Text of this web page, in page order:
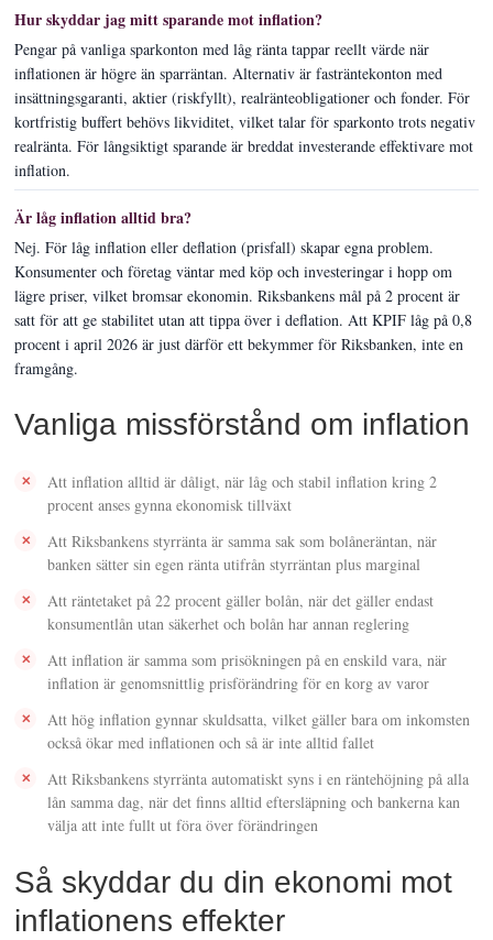
Hur skyddar jag mitt sparande mot inflation?
Pengar på vanliga sparkonton med låg ränta tappar reellt värde när
inflationen är högre än sparräntan. Alternativ är fasträntekonton med
insättningsgaranti, aktier (riskfyllt), realränteobligationer och fonder. För
kortfristig buffert behövs likviditet, vilket talar för sparkonto trots negativ
realränta. För långsiktigt sparande är breddat investerande effektivare mot
inflation.
Är låg inflation alltid bra?
Nej. För låg inflation eller deflation (prisfall) skapar egna problem.
Konsumenter och företag väntar med köp och investeringar i hopp om
lägre priser, vilket bromsar ekonomin. Riksbankens mål på 2 procent är
satt för att ge stabilitet utan att tippa över i deflation. Att KPIF låg på 0,8
procent i april 2026 är just därför ett bekymmer för Riksbanken, inte en
framgång.
Vanliga missförstånd om inflation
Att inflation alltid är dåligt, när låg och stabil inflation kring 2
procent anses gynna ekonomisk tillväxt
Att Riksbankens styrränta är samma sak som bolåneräntan, när
banken sätter sin egen ränta utifrån styrräntan plus marginal
Att räntetaket på 22 procent gäller bolån, när det gäller endast
konsumentlån utan säkerhet och bolån har annan reglering
Att inflation är samma som prisökningen på en enskild vara, när
inflation är genomsnittlig prisförändring för en korg av varor
Att hög inflation gynnar skuldsatta, vilket gäller bara om inkomsten
också ökar med inflationen och så är inte alltid fallet
Att Riksbankens styrränta automatiskt syns i en räntehöjning på alla
lån samma dag, när det finns alltid eftersläpning och bankerna kan
välja att inte fullt ut föra över förändringen
Så skyddar du din ekonomi mot
inflationens effekter